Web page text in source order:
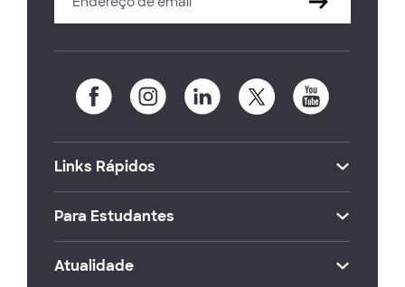
Links Rápidos
Para Estudantes
Atualidade